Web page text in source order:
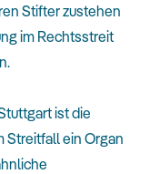
Stifter zustehen
im Rechtsstreit
ist die
Streitfall ein Organ